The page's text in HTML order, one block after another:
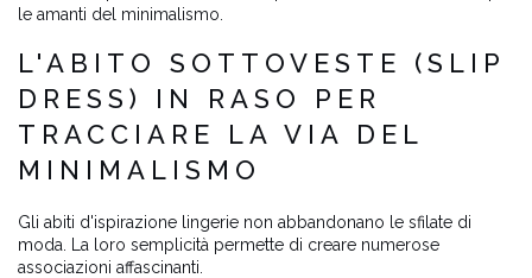
le amanti del minimalismo.
L'ABITO SOTTOVESTE (SLIP
DRESS) IN RASO PER
TRACCIARE LA VIA DEL
MINIMALISMO
Gli abiti d'ispirazione lingerie non abbandonano le sfilate di
moda. La loro semplicità permette di creare numerose
associazioni affascinanti.